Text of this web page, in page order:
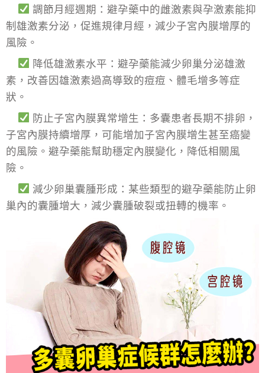
調節月經週期：避孕藥中的雌激素與孕激素能抑
制雄激素分泌，促進規律月經，減少子宮內膜增厚的
風險。
降低雄激素水平：避孕藥能減少卵巢分泌雄激
素，改善因雄激素過高導致的痘痘、體毛增多等症
狀。
防止子宮內膜異常增生：多囊患者長期不排卵，
子宮內膜持續增厚，可能增加子宮內膜增生甚至癌變
的風險。避孕藥能幫助穩定內膜變化，降低相關風
險。
減少卵巢囊腫形成：某些類型的避孕藥能防止卵
巢內的囊腫增大，減少囊腫破裂或扭轉的機率。